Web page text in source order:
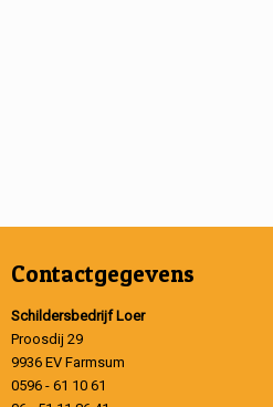
Contactgegevens
Schildersbedrijf Loer
Proosdij 29
9936 EV Farmsum
0596 - 61 10 61